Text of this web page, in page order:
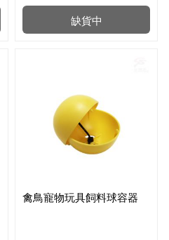
缺貨中
禽鳥寵物玩具飼料球容器